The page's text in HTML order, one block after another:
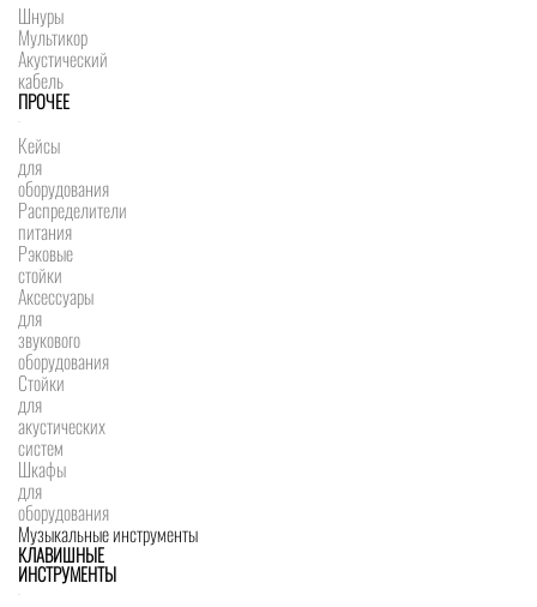
Шнуры
Мультикор
Акустический
кабель
ПРОЧЕЕ
Кейсы
для
оборудования
Распределители
питания
Рэковые
стойки
Аксессуары
для
звукового
оборудования
Стойки
для
акустических
систем
Шкафы
для
оборудования
Музыкальные инструменты
КЛАВИШНЫЕ
ИНСТРУМЕНТЫ